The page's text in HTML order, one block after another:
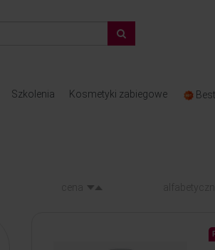
Szkolenia Kosmetyki zabiegowe